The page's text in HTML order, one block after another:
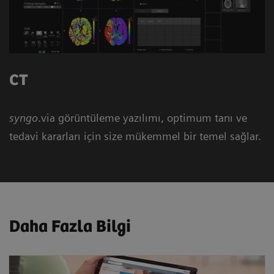
CT
syngo.via görüntüleme yazılımı, optimum tanı ve
tedavi kararları için size mükemmel bir temel sağlar.
Daha Fazla Bilgi